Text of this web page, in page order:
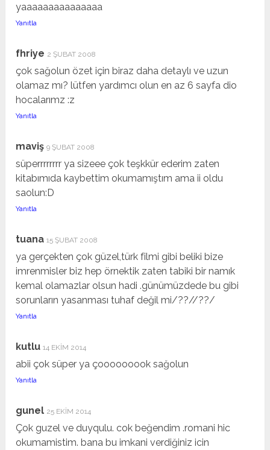
yaaaaaaaaaaaaaaa
Yanıtla
fhriye 2 ŞUBAT 2008
çok sağolun özet için biraz daha detaylı ve uzun
olamaz mı? lütfen yardımcı olun en az 6 sayfa dio
hocalarımz :z
Yanıtla
maviş 9 ŞUBAT 2008
süperrrrrrrr ya sizeee çok teşkkür ederim zaten
kitabımıda kaybettim okumamıştım ama ii oldu
saolun:D
Yanıtla
tuana 15 ŞUBAT 2008
ya gerçekten çok güzel,türk filmi gibi beliki bize
imrenmisler biz hep örnektik zaten tabiki bir namık
kemal olamazlar olsun hadi .günümüzdede bu gibi
sorunların yasanması tuhaf değil mi/??//??/
Yanıtla
kutlu 14 EKIM 2014
abii çok süper ya çooooooook sağolun
Yanıtla
gunel 25 EKIM 2014
Çok guzel ve duyqulu. cok beğendim .romani hic
okumamistim. bana bu imkani verdiğiniz icin